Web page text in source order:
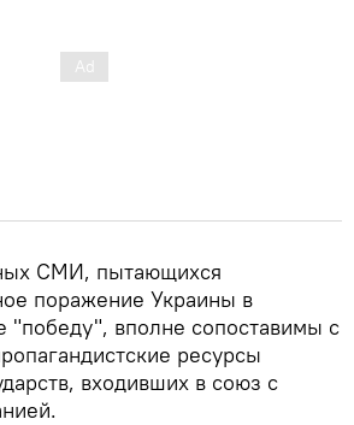
СМИ, пытающихся
поражение Украины в
"победу", вполне сопоставимы с
ресурсы
входивших в союз с